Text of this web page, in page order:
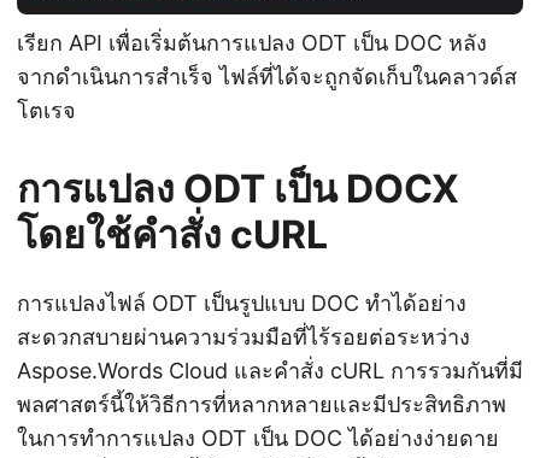
เรียก API เพื่อเริ่มต้นการแปลง ODT เป็น DOC หลัง
จากดำเนินการสำเร็จ ไฟล์ที่ได้จะถูกจัดเก็บในคลาวด์ส
โตเรจ
การแปลง ODT เป็น DOCX
โดยใช้คำสั่ง cURL
การแปลงไฟล์ ODT เป็นรูปแบบ DOC ทำได้อย่าง
สะดวกสบายผ่านความร่วมมือที่ไร้รอยต่อระหว่าง
Aspose.Words Cloud และคำสั่ง cURL การรวมกันที่มี
พลศาสตร์นี้ให้วิธีการที่หลากหลายและมีประสิทธิภาพ
ในการทำการแปลง ODT เป็น DOC ได้อย่างง่ายดาย